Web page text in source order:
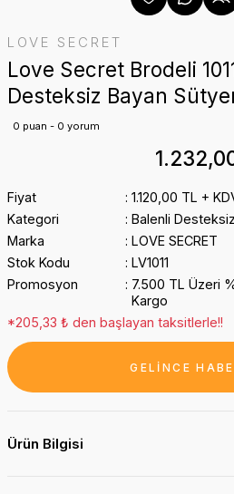
LOVE SECRET
Love Secret Brodeli
Desteksiz Bayan
0 puan - 0 yorum
Fiyat
1.120,00 TL +
Kategori
Balenli
Marka
LOVE SECRET
Stok Kodu
LV1011
Promosyon
7.500 TL Üzeri
Kargo
*205,33 ₺ den başlayan taksitlerle!!
GELİNCE
Ürün Bilgisi